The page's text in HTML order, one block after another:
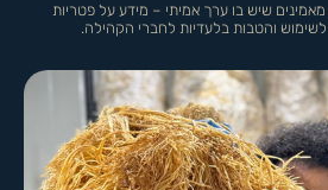
שיש בו ערך אמיתי – מידע על פטריות
והטבות בלעדיות לחברי הקהילה.